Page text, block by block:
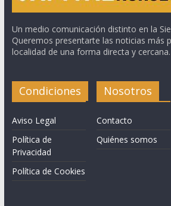
Un medio comunicación distinto en la
Queremos presentarte las noticias más
localidad de una forma directa y cercana.
Condiciones
Aviso Legal
Política de
Privacidad
Política de Cookies
Nosotros
Contacto
Quiénes somos